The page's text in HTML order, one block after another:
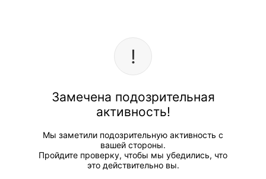
Замечена подозрительная
активность!
Мы заметили подозрительную активность с
вашей стороны.
Пройдите проверку, чтобы мы убедились, что
это действительно вы.